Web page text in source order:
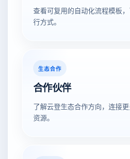
查看可复用的自动化流程模板
行方式。
生态合作
合作伙伴
了解云登生态合作方向，连接
资源。